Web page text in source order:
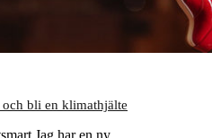
och bli en klimathjälte
Jag har en ny